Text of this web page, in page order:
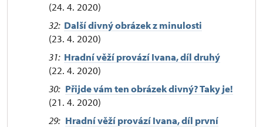
(24. 4. 2020)
32: Další divný obrázek z minulosti
(23. 4. 2020)
31: Hradní věží provází Ivana, díl druhý
(22. 4. 2020)
30: Přijde vám ten obrázek divný? Taky je!
(21. 4. 2020)
29: Hradní věží provází Ivana, díl první